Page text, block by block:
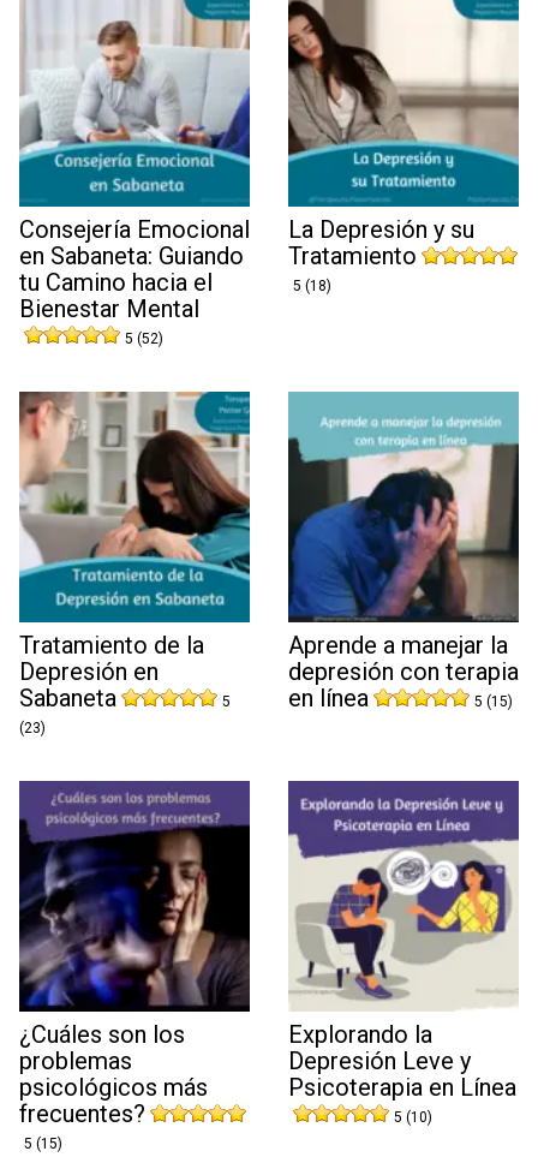
Consejería Emocional
en Sabaneta: Guiando
tu Camino hacia el
Bienestar Mental
5 (52)
La Depresión y su
Tratamiento
5 (18)
Tratamiento de la
Depresión en
Sabaneta
5
(23)
Aprende a manejar la
depresión con terapia
en línea
5 (15)
¿Cuáles son los
problemas
psicológicos más
frecuentes?
5 (15)
Explorando la
Depresión Leve y
Psicoterapia en Línea
5 (10)